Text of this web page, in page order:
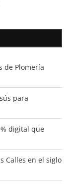
de Plomería
para
digital que
Calles en el siglo